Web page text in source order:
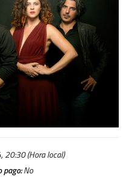
(Hora local)
pago:No